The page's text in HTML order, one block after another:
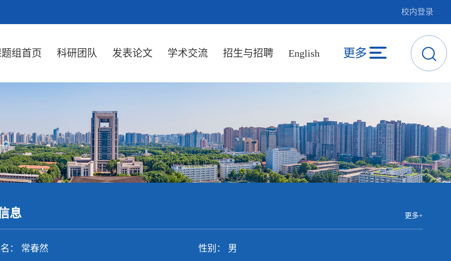
校内登录
组首页 科研团队 发表论文 学术交流 招生与招聘 English
息 更多+
： 常春然
性别： 男